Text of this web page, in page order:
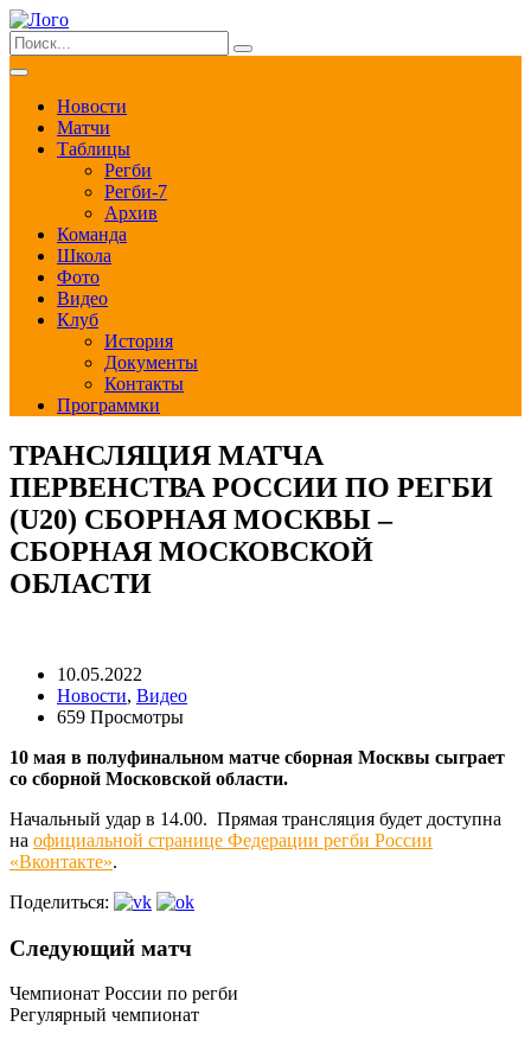
Новости
Матчи
Таблицы
Регби
Регби-7
Архив
Команда
Школа
Фото
Видео
Клуб
История
Документы
Контакты
Программки
ТРАНСЛЯЦИЯ МАТЧА
ПЕРВЕНСТВА РОССИИ ПО РЕГБИ
(U20) СБОРНАЯ МОСКВЫ –
СБОРНАЯ МОСКОВСКОЙ
ОБЛАСТИ
10.05.2022
Новости, Видео
659 Просмотры
10 мая в полуфинальном матче сборная Москвы сыграет
со сборной Московской области.
Начальный удар в 14.00. Прямая трансляция будет доступна
на официальной странице Федерации регби России
«Вконтакте».
Поделиться:
Следующий матч
Чемпионат России по регби
Регулярный чемпионат